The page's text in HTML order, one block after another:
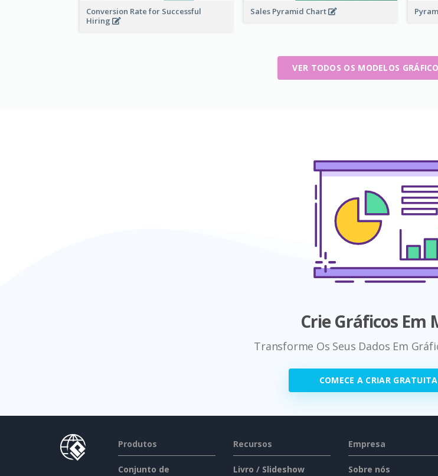
Conversion Rate for Successful
Hiring
Sales Pyramid Chart
VER TODOS OS MODELOS
Crie Gráficos Em
Transforme Os Seus Dados Em
COMECE A CRIAR
Produtos
Conjunto de
Recursos
Livro / Slideshow
Empresa
Sobre nós